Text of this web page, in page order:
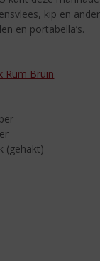
kip en
en portabella’s.
Rum Bruin
(gehakt)